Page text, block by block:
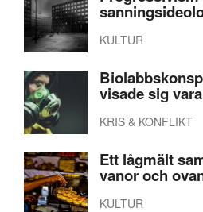
KULTUR
visade sig
KRIS & KONFLIKT
Ett lågmält
vanor och
KULTUR